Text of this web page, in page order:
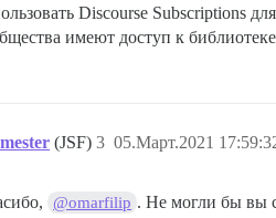
Discourse Subscriptions
имеют доступ к
(JSF) 05.Март.2021
3
@omarfilip . Не могли бы вы